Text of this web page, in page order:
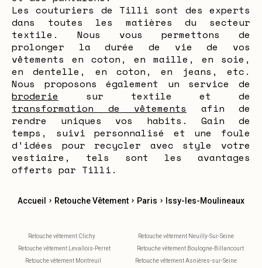
Les couturiers de Tilli sont des experts
dans toutes les matières du secteur
textile. Nous vous permettons de
prolonger la durée de vie de vos
vêtements en coton, en maille, en soie,
en dentelle, en coton, en jeans, etc.
Nous proposons également un service de
broderie sur textile et de
transformation de vêtements afin de
rendre uniques vos habits. Gain de
temps, suivi personnalisé et une foule
d’idées pour recycler avec style votre
vestiaire, tels sont les avantages
offerts par Tilli.
Accueil › Retouche Vêtement › Paris › Issy-les-Moulineaux
Retouche vêtement Clichy
Retouche vêtement Neuilly-Sur-Seine
Retouche vêtement Levallois-Perret
Retouche vêtement Boulogne-Billancourt
Retouche vêtement Montreuil
Retouche vêtement Asnières-sur-Seine